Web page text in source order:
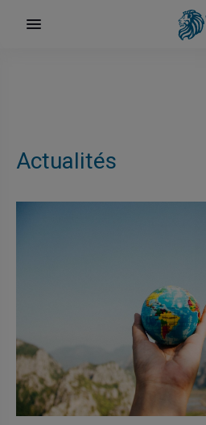
Actualités